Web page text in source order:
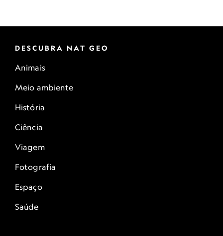
DESCUBRA NAT GEO
Animais
Meio ambiente
História
Ciência
Viagem
Fotografia
Espaço
Saúde